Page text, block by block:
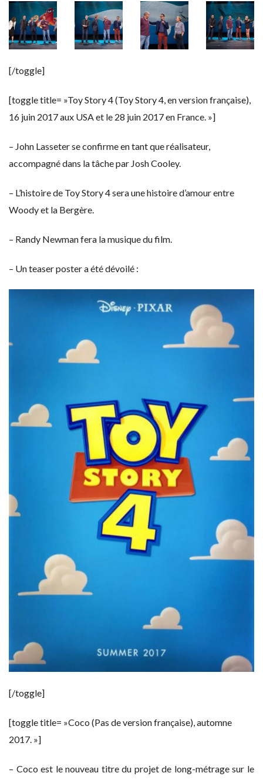
[/toggle]
[toggle title= »Toy Story 4 (Toy Story 4, en version française),
16 juin 2017 aux USA et le 28 juin 2017 en France. »]
– John Lasseter se confirme en tant que réalisateur,
accompagné dans la tâche par Josh Cooley.
– L’histoire de Toy Story 4 sera une histoire d’amour entre
Woody et la Bergère.
– Randy Newman fera la musique du film.
– Un teaser poster a été dévoilé :
[/toggle]
[toggle title= »Coco (Pas de version française), automne
2017. »]
– Coco est le nouveau titre du projet de long-métrage sur le